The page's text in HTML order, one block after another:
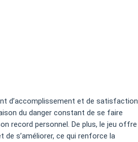
d’accomplissement et de satisfaction
du danger constant de se faire
record personnel. De plus, le jeu offre
s’améliorer, ce qui renforce la